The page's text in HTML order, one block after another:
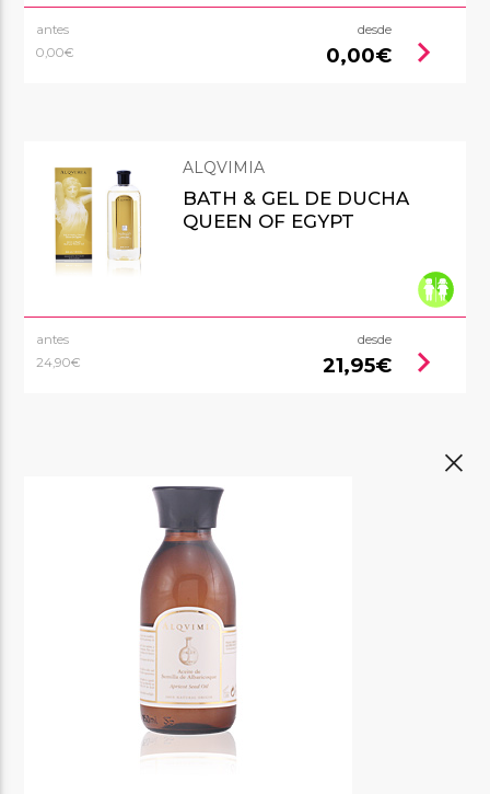
antes
0,00€
desde
0,00€ chevron_right
ALQVIMIA
BATH & GEL DE DUCHA
QUEEN OF EGYPT
antes
24,90€
desde
21,95€ chevron_right